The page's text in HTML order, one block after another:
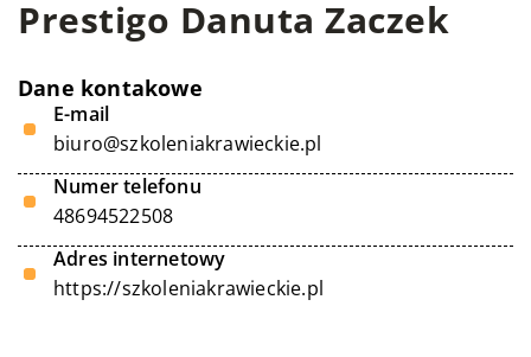
Prestigo Danuta Zaczek
Dane kontakowe
E-mail
biuro@szkoleniakrawieckie.pl
Numer telefonu
48694522508
Adres internetowy
https://szkoleniakrawieckie.pl